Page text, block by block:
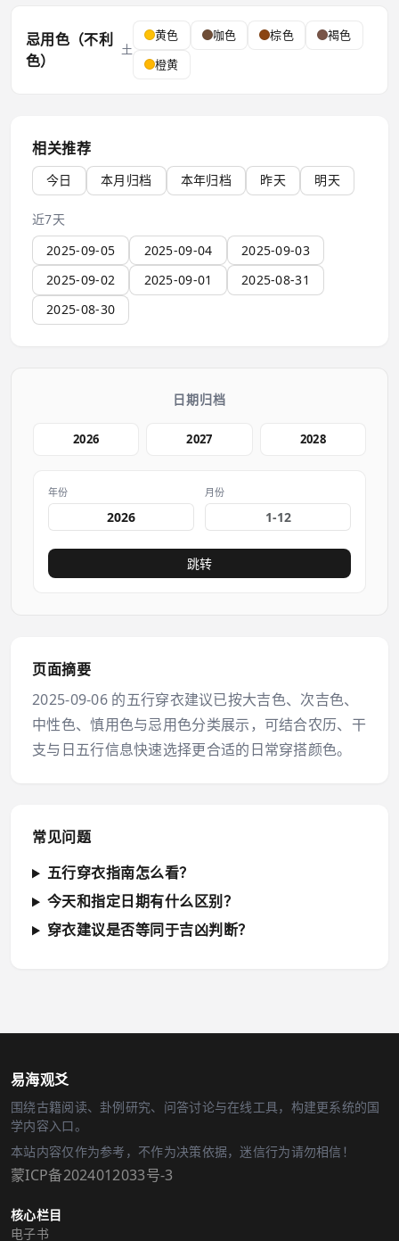
忌用色（不利
色）
土
黄色 咖色 棕色
褐色
橙黄
相关推荐
今日 本月归档 本年归档 昨天 明天
近7天
2025-09-05
2025-09-04
2025-09-03
2025-09-02
2025-09-01
2025-08-31
2025-08-30
日期归档
2026 2027 2028
年份 月份
跳转
页面摘要
2025-09-06 的五行穿衣建议已按大吉色、次吉色、
中性色、慎用色与忌用色分类展示，可结合农历、干
支与日五行信息快速选择更合适的日常穿搭颜色。
常见问题
五行穿衣指南怎么看？
今天和指定日期有什么区别？
穿衣建议是否等同于吉凶判断？
易海观爻
围绕古籍阅读、卦例研究、问答讨论与在线工具，构建更系统的国
学内容入口。
本站内容仅作为参考，不作为决策依据，迷信行为请勿相信！
蒙ICP备2024012033号-3
核心栏目
电子书